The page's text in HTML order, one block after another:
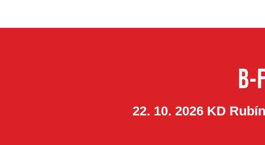
22. 10. 2026 KD